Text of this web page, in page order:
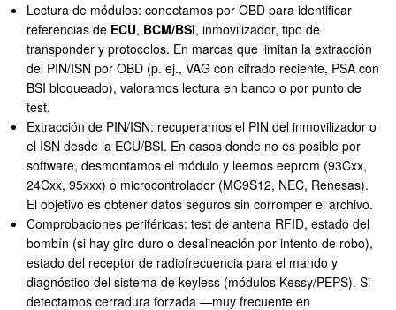
Lectura de módulos: conectamos por OBD para identificar
referencias de ECU, BCM/BSI, inmovilizador, tipo de
transponder y protocolos. En marcas que limitan la extracción
del PIN/ISN por OBD (p. ej., VAG con cifrado reciente, PSA con
BSI bloqueado), valoramos lectura en banco o por punto de
test.
Extracción de PIN/ISN: recuperamos el PIN del inmovilizador o
el ISN desde la ECU/BSI. En casos donde no es posible por
software, desmontamos el módulo y leemos eeprom (93Cxx,
24Cxx, 95xxx) o microcontrolador (MC9S12, NEC, Renesas).
El objetivo es obtener datos seguros sin corromper el archivo.
Comprobaciones periféricas: test de antena RFID, estado del
bombín (si hay giro duro o desalineación por intento de robo),
estado del receptor de radiofrecuencia para el mando y
diagnóstico del sistema de keyless (módulos Kessy/PEPS). Si
detectamos cerradura forzada —muy frecuente en